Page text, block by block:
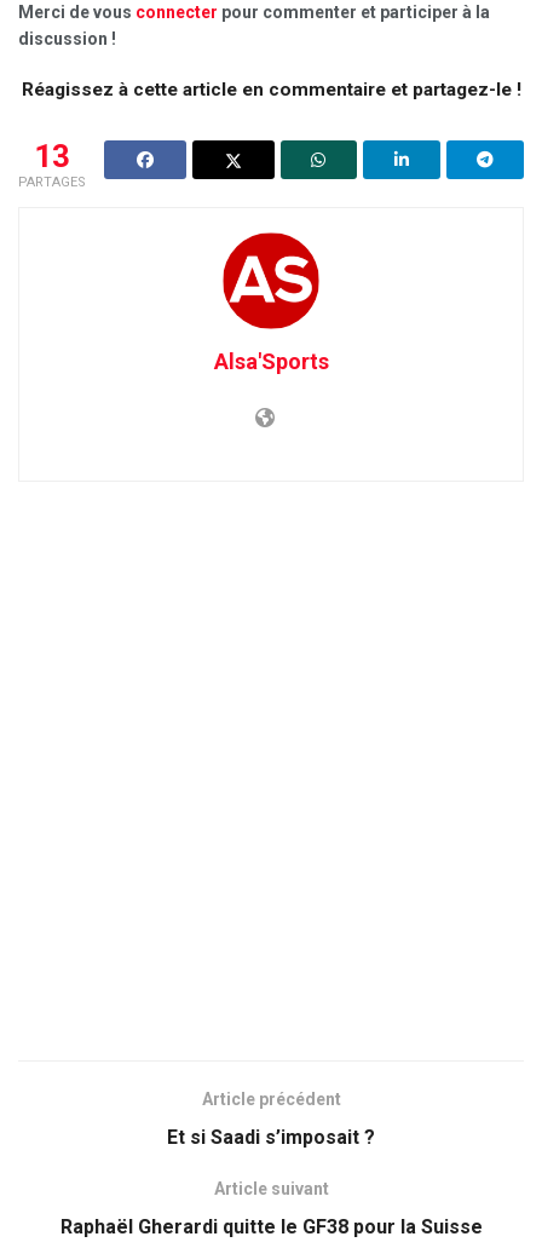
Merci de vous connecter pour commenter et participer à la
discussion !
Réagissez à cette article en commentaire et partagez-le !
13
PARTAGES
Alsa'Sports
Article précédent
Et si Saadi s’imposait ?
Article suivant
Raphaël Gherardi quitte le GF38 pour la Suisse